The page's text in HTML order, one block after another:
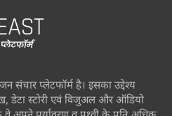
संचार प्लेटफॉर्म है। इसका उद्देश्य
डेटा स्टोरी एवं विजुअल और ऑडियो